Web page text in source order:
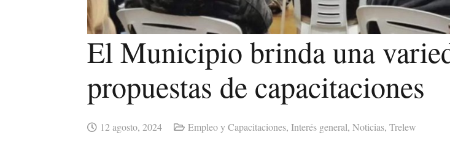
El Municipio brinda una
propuestas de capacitaciones
12 agosto, 2024 Empleo y Capacitaciones, Interés general, Noticias, Trelew